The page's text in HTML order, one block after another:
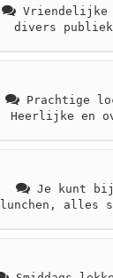
Vriendelijke
divers
Prachtige
Heerlijke en
Je kunt
lunchen, alles